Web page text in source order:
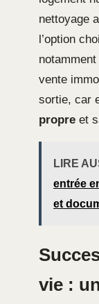
nettoyage
l’option
vente
sortie, car
propre et
LIRE
entrée
et
vie :